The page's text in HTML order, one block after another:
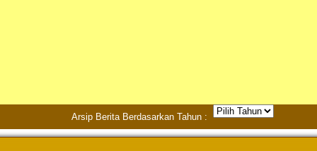
Arsip Berita Berdasarkan Tahun :